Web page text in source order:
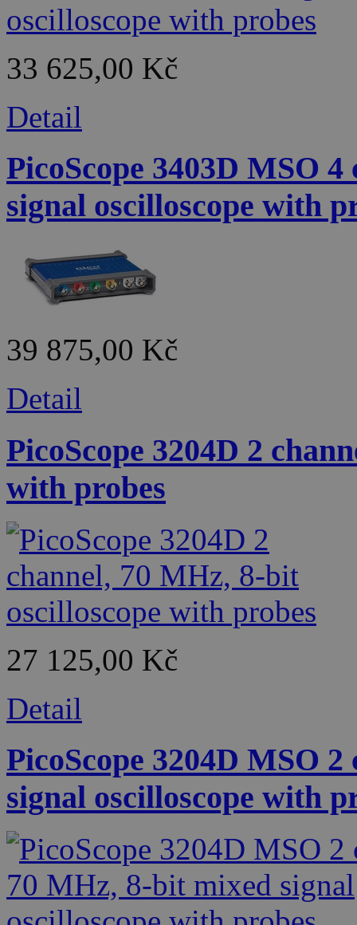
33 625,00 Kč
Detail
PicoScope 3403D MSO
signal oscilloscope with
39 875,00 Kč
Detail
PicoScope 3204D 2
with probes
27 125,00 Kč
Detail
PicoScope 3204D MSO
signal oscilloscope with